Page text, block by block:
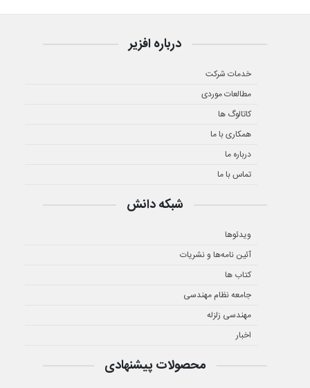
درباره افزیر
خدمات شرکت
مطالعات موردی
کاتالوگ ها
همکاری با ما
درباره ما
تماس با ما
شبکه دانش
ویدئوها
آئین نامه‌ها و نشریات
کتاب ها
جامعه نظام مهندسی
مهندسی زلزله
اخبار
محصولات پیشنهادی